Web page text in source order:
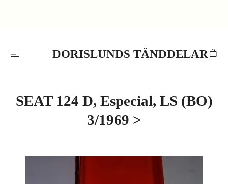
DORISLUNDS TÄNDDELAR
SEAT 124 D, Especial, LS (BO)
3/1969 >